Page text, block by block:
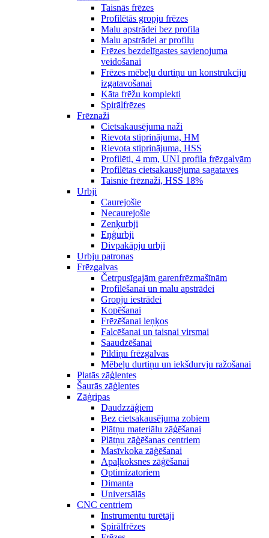
Taisnās frēzes
Profilētās gropju frēzes
Malu apstrādei bez profila
Malu apstrādei ar profilu
Frēzes bezdelīgastes savienojuma
veidošanai
Frēzes mēbeļu durtiņu un konstrukciju
izgatavošanai
Kāta frēžu komplekti
Spirālfrēzes
Frēznaži
Cietsakausējuma naži
Rievota stiprinājuma, HM
Rievota stiprinājuma, HSS
Profilēti, 4 mm, UNI profila frēzgalvām
Profilētas cietsakausējuma sagataves
Taisnie frēznaži, HSS 18%
Urbji
Caurejošie
Necaurejošie
Zenķurbji
Eņģurbji
Divpakāpju urbji
Urbju patronas
Frēzgalvas
Četrpusīgajām garenfrēzmašīnām
Profilēšanai un malu apstrādei
Gropju iestrādei
Kopēšanai
Frēzēšanai leņķos
Falcēšanai un taisnai virsmai
Saaudzēšanai
Pildiņu frēzgalvas
Mēbeļu durtiņu un iekšdurvju ražošanai
Platās zāģlentes
Šaurās zāģlentes
Zāģripas
Daudzzāģiem
Bez cietsakausējuma zobiem
Plātņu materiālu zāģēšanai
Plātņu zāģēšanas centriem
Masīvkoka zāģēšanai
Apaļkoksnes zāģēšanai
Optimizatoriem
Dimanta
Universālās
CNC centriem
Instrumentu turētāji
Spirālfrēzes